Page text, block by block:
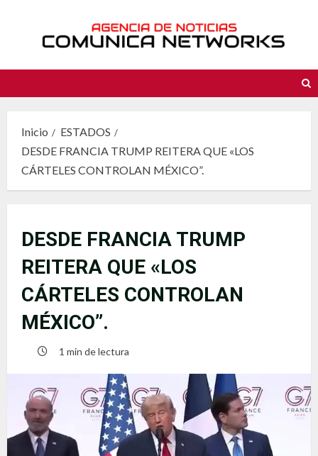
contenido
Inicio
ESTADOS
DESDE FRANCIA TRUMP REITERA QUE «LOS
CÁRTELES CONTROLAN MÉXICO”.
DESDE FRANCIA TRUMP
REITERA QUE «LOS
CÁRTELES CONTROLAN
MÉXICO”.
1 min de lectura